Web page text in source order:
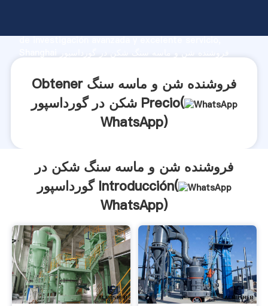
de investigación avanzada y excelente servicio,
clientes.
Obtener فروشنده شن و ماسه سنگ
شکن در گورداسپور Precio(
WhatsApp)
فروشنده شن و ماسه سنگ شکن در
گورداسپور Introducción(
WhatsApp)